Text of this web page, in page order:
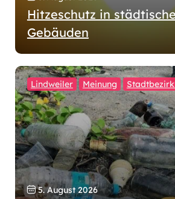
Hitzeschutz in
Gebäuden
Lindweiler Meinung
5. August 2026